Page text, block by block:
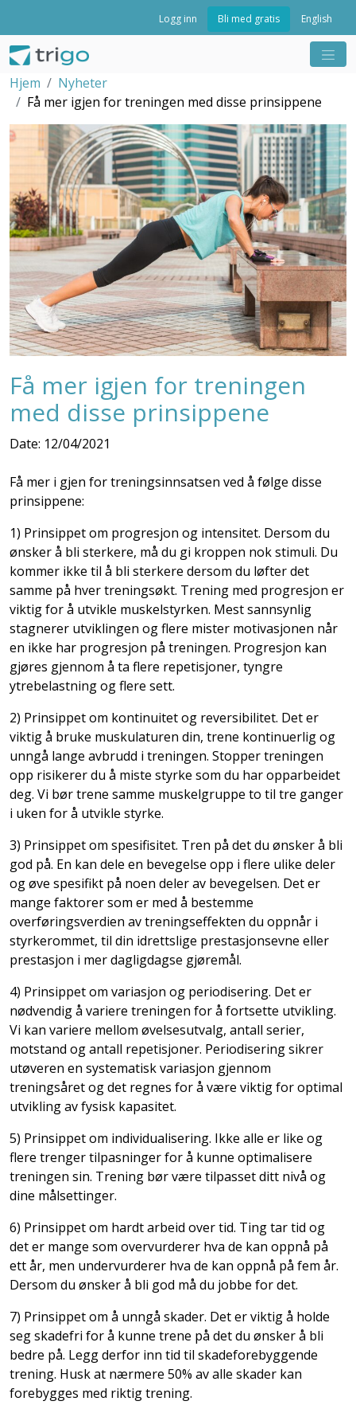
Logg inn Bli med gratis English
Hjem
Nyheter
Få mer igjen for treningen med disse prinsippene
Få mer igjen for treningen
med disse prinsippene
Date: 12/04/2021
Få mer i gjen for treningsinnsatsen ved å følge disse
prinsippene:
1) Prinsippet om progresjon og intensitet. Dersom du
ønsker å bli sterkere, må du gi kroppen nok stimuli. Du
kommer ikke til å bli sterkere dersom du løfter det
samme på hver treningsøkt. Trening med progresjon er
viktig for å utvikle muskelstyrken. Mest sannsynlig
stagnerer utviklingen og flere mister motivasjonen når
en ikke har progresjon på treningen. Progresjon kan
gjøres gjennom å ta flere repetisjoner, tyngre
ytrebelastning og flere sett.
2) Prinsippet om kontinuitet og reversibilitet. Det er
viktig å bruke muskulaturen din, trene kontinuerlig og
unngå lange avbrudd i treningen. Stopper treningen
opp risikerer du å miste styrke som du har opparbeidet
deg. Vi bør trene samme muskelgruppe to til tre ganger
i uken for å utvikle styrke.
3) Prinsippet om spesifisitet. Tren på det du ønsker å bli
god på. En kan dele en bevegelse opp i flere ulike deler
og øve spesifikt på noen deler av bevegelsen. Det er
mange faktorer som er med å bestemme
overføringsverdien av treningseffekten du oppnår i
styrkerommet, til din idrettslige prestasjonsevne eller
prestasjon i mer dagligdagse gjøremål.
4) Prinsippet om variasjon og periodisering. Det er
nødvendig å variere treningen for å fortsette utvikling.
Vi kan variere mellom øvelsesutvalg, antall serier,
motstand og antall repetisjoner. Periodisering sikrer
utøveren en systematisk variasjon gjennom
treningsåret og det regnes for å være viktig for optimal
utvikling av fysisk kapasitet.
5) Prinsippet om individualisering. Ikke alle er like og
flere trenger tilpasninger for å kunne optimalisere
treningen sin. Trening bør være tilpasset ditt nivå og
dine målsettinger.
6️) Prinsippet om hardt arbeid over tid. Ting tar tid og
det er mange som overvurderer hva de kan oppnå på
ett år, men undervurderer hva de kan oppnå på fem år.
Dersom du ønsker å bli god må du jobbe for det.
7️) Prinsippet om å unngå skader. Det er viktig å holde
seg skadefri for å kunne trene på det du ønsker å bli
bedre på. Legg derfor inn tid til skadeforebyggende
trening. Husk at nærmere 50% av alle skader kan
forebygges med riktig trening.